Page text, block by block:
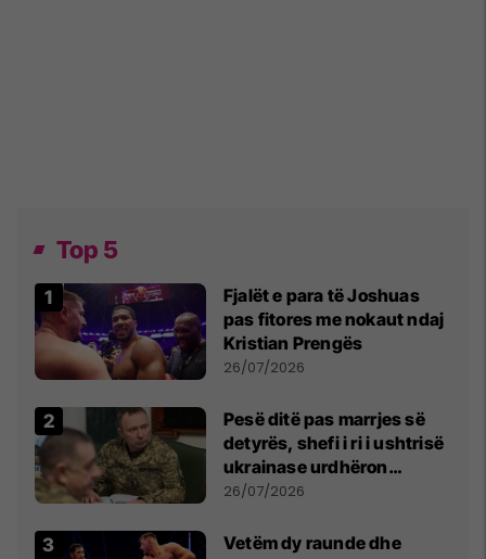
Top 5
Fjalët e para të Joshuas
pas fitores me nokaut ndaj
Kristian Prengës
26/07/2026
Pesë ditë pas marrjes së
detyrës, shefi i ri i ushtrisë
ukrainase urdhëron
kontroll të madh
26/07/2026
Vetëm dy raunde dhe